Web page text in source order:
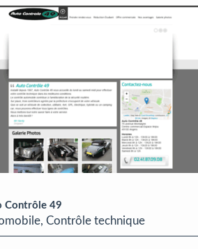
Contrôle 49
Contrôle technique